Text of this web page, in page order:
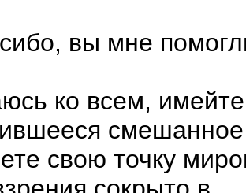
вы мне
ко всем,
свою точку